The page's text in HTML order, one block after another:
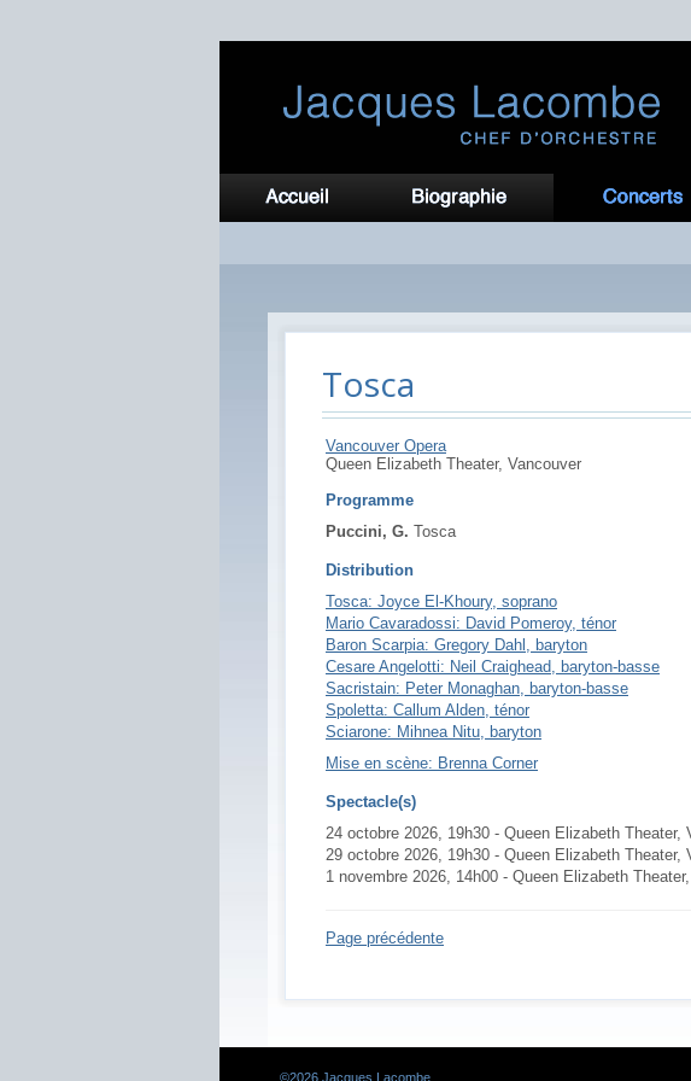
Tosca
Vancouver Opera
Queen Elizabeth Theater, Vancouver
Programme
Puccini, G. Tosca
Distribution
Tosca: Joyce El-Khoury, soprano
Mario Cavaradossi: David Pomeroy, ténor
Baron Scarpia: Gregory Dahl, baryton
Cesare Angelotti: Neil Craighead, baryton-basse
Sacristain: Peter Monaghan, baryton-basse
Spoletta: Callum Alden, ténor
Sciarone: Mihnea Nitu, baryton
Mise en scène: Brenna Corner
Spectacle(s)
24 octobre 2026, 19h30 - Queen Elizabeth Theater,
29 octobre 2026, 19h30 - Queen Elizabeth Theater,
1 novembre 2026, 14h00 - Queen Elizabeth
Page précédente
©2026 Jacques Lacombe